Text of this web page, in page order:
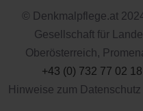
© Denkmalpflege.at
Gesellschaft für
Oberösterreich,
+43 (0) 732 77 02 18
Hinweise zum Datenschutz